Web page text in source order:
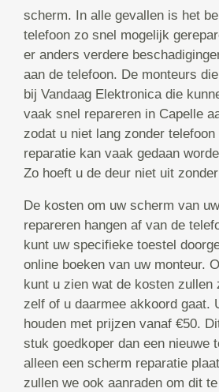
scherm. In alle gevallen is het
telefoon zo snel mogelijk
er anders verdere
aan de telefoon. De monteurs
bij Vandaag Elektronica die
vaak snel repareren in Capelle
zodat u niet lang zonder
reparatie kan vaak gedaan
Zo hoeft u de deur niet uit
De kosten om uw scherm van
repareren hangen af van de
kunt uw specifieke toestel
online boeken van uw monteur.
kunt u zien wat de kosten zullen
zelf of u daarmee akkoord gaat.
houden met prijzen vanaf €50.
stuk goedkoper dan een nieuwe
alleen een scherm reparatie
zullen we ook aanraden om dit